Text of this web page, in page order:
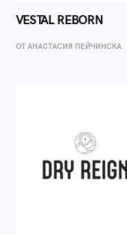
VESTAL REBORN
ОТ AНАСТАСИЯ ПЕЙЧИНСКА